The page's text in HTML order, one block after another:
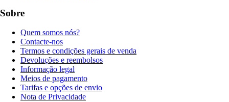
Sobre
Quem somos nós?
Contacte-nos
Termos e condições gerais de venda
Devoluções e reembolsos
Informação legal
Meios de pagamento
Tarifas e opções de envio
Nota de Privacidade